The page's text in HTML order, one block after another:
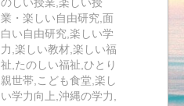
業・楽しい自由研究,面
白い自由研究,楽しい学
力,楽しい教材,楽しい福
祉,たのしい福祉,ひとり
親世帯,こども食堂,楽し
い学力向上,沖縄の学力,